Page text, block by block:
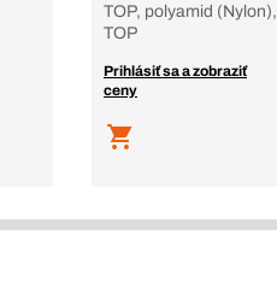
TOP, polyamid (Nylon),
TOP
Prihlásiť sa a zobraziť
ceny